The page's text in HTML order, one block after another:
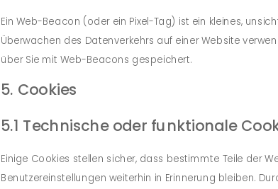
Ein Web-Beacon (oder ein Pixel-Tag) ist ein kleines,
Überwachen des Datenverkehrs auf einer Website
über Sie mit Web-Beacons gespeichert.
5. Cookies
5.1 Technische oder funktionale
Einige Cookies stellen sicher, dass bestimmte Teile der
Benutzereinstellungen weiterhin in Erinnerung bleiben.